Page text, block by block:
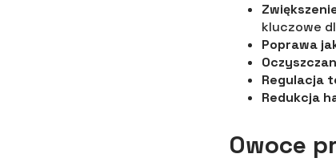
kluczowe
Poprawa
Regulacja
Redukcja
Owoce